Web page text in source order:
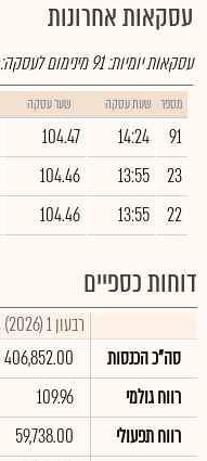
עסקאות אחרונות
עסקאות יומיות:91 מינימום לעסקה:
מספר שעת עסקה שער עסקה
91
14:24
104.47
23
13:55
104.46
22
13:55
104.46
דוחות כספיים
רבעון 1 (2026)
סה"כ הכנסות
406,852.00
רווח גולמי
109.96
רווח תפעולי
59,738.00